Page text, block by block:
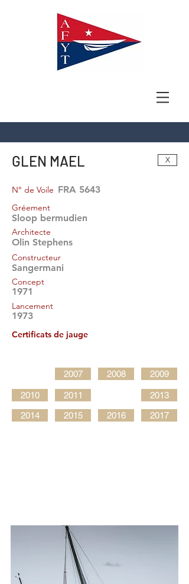
GLEN MAEL X
FRA 5643
N° de Voile
Gréement
Sloop bermudien
Architecte
Olin Stephens
Constructeur
Sangermani
Concept
1971
Lancement
1973
Certificats de jauge
2007 2008 2009
2010 2011
2013
2014
2015 2016 2017